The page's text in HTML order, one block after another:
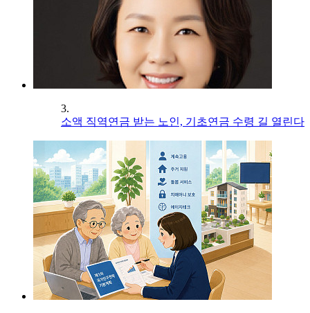
3.
소액 직역연금 받는 노인, 기초연금 수령 길 열린다